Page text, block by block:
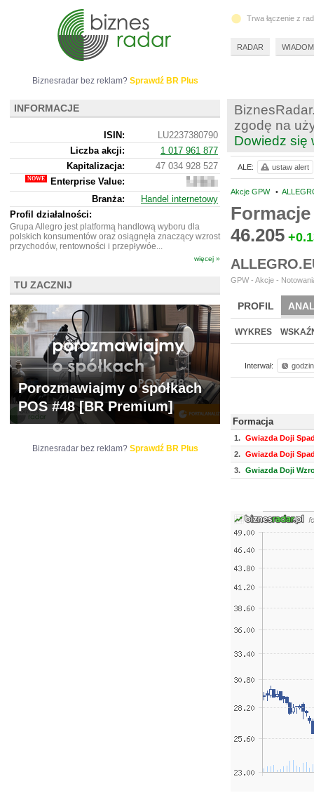
zgodę na
Dowiedz się
Akcje GPW •
46.205
GPW - Akcje -
PROFIL
WYCENA BR
WYKRES
Interwał:
Formacja
1. Gwiazda Doji
2. Gwiazda Doji
3. Gwiazda Doji
ALE: ustaw alert
Biznesradar bez reklam? Sprawdź BR Plus
INFORMACJE
ISIN:
LU2237380790
Liczba akcji:
1 017 961 877
Kapitalizacja:
47 034 928 527
Enterprise Value:
50
425
923
Branża:
Handel internetowy
Profil działalności:
Grupa Allegro jest platformą handlową wyboru dla
polskich konsumentów oraz osiągnęła znaczący wzrost
przychodów, rentowności i przepływóe...
więcej »
TU ZACZNIJ
Porozmawiajmy o spółkach
POS #48 [BR Premium]
Biznesradar bez reklam? Sprawdź BR Plus
Trwa łączenie z
RADAR